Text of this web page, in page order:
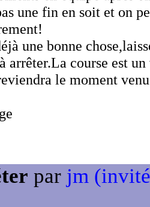
une fin en soit et on
une bonne
arrêter.La course est
le moment
par jm